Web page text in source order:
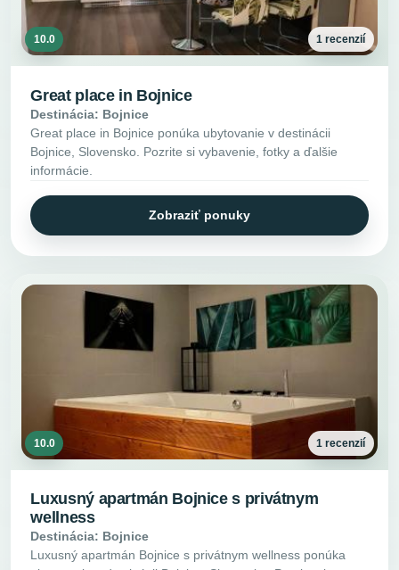
10.0 1 recenzií
Great place in Bojnice
Destinácia: Bojnice
Great place in Bojnice ponúka ubytovanie v destinácii
Bojnice, Slovensko. Pozrite si vybavenie, fotky a ďalšie
informácie.
Zobraziť ponuky
10.0 1 recenzií
Luxusný apartmán Bojnice s privátnym
wellness
Destinácia: Bojnice
Luxusný apartmán Bojnice s privátnym wellness ponúka